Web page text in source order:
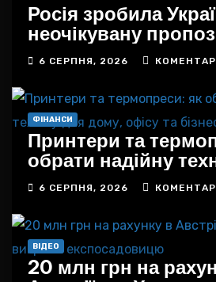
Росія зробила
неочікувану
6 СЕРПНЯ, 2026
ФІНАНСИ
Принтери та
обрати надійну
дому, офісу та
Україні
6 СЕРПНЯ, 2026
ВІДЕО
20 млн грн на